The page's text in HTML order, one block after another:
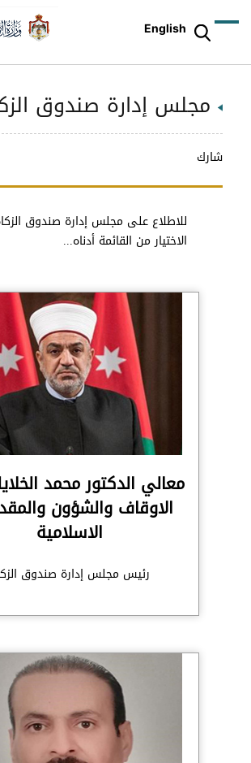
English
مجلس إدارة صندوق
شارك
للاطلاع على مجلس إدارة صندوق
الاختيار من القائمة أدناه...
معالي الدكتور محمد
الاوقاف والشؤون
الاسلامية
رئيس مجلس إدارة صندوق